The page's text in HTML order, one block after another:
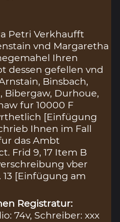
Petri Verkhaufft
vnd Margaretha
Ihren
dessen gefellen vnd
Binsbach,
Bibergaw, Durhoue,
fur 10000 F
[Einfügung
Ihnen im Fall
das Ambt
Frid 9, 17 Item B
vber
[Einfügung am
Registratur:
74v, Schreiber: xxx